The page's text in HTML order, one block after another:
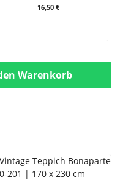
16,50 €
Warenkorb